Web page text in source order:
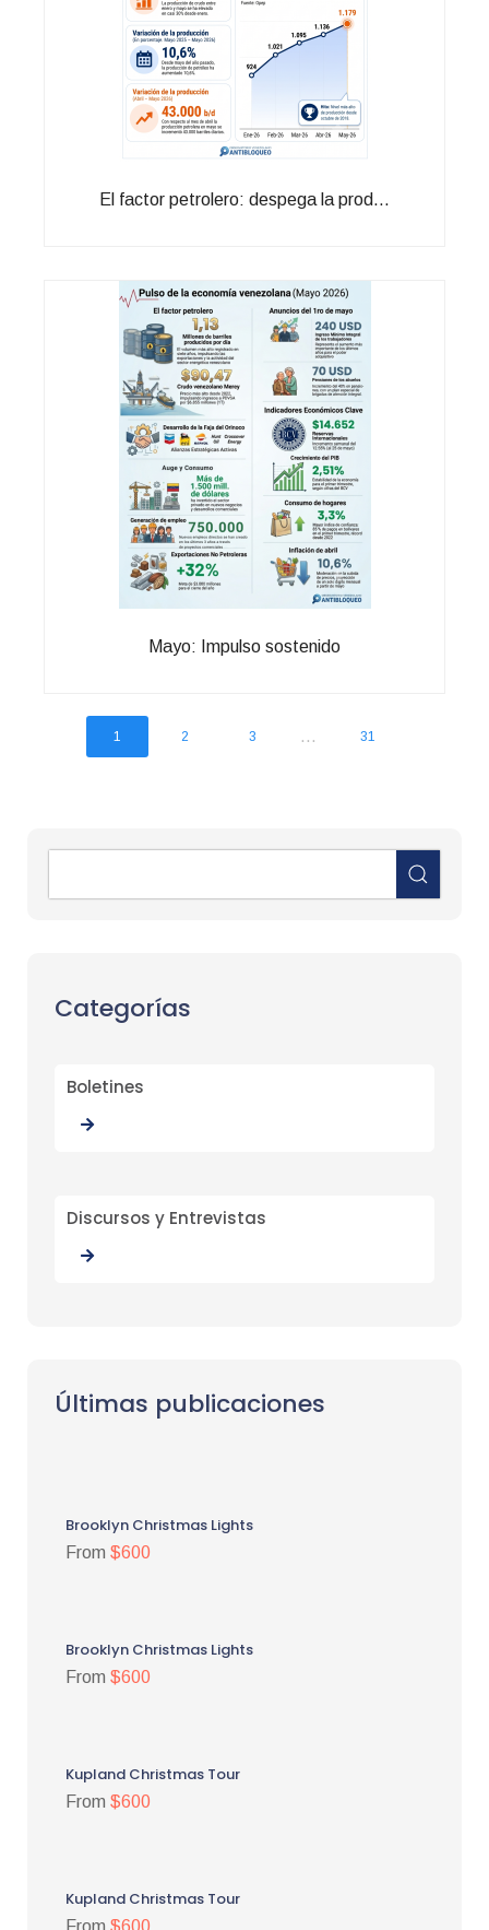
El factor petrolero: despega la prod...
Mayo: Impulso sostenido
1 2 3 ... 31
Categorías
Boletines
Discursos y Entrevistas
Últimas publicaciones
Brooklyn Christmas Lights
From $600
Brooklyn Christmas Lights
From $600
Kupland Christmas Tour
From $600
Kupland Christmas Tour
From $600